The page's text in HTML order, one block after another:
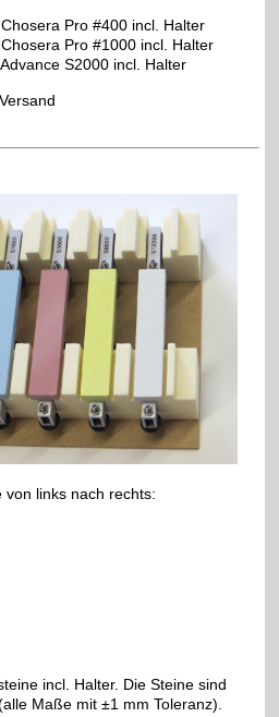
Pro #400 incl. Halter
Pro #1000 incl. Halter
S2000 incl. Halter
von links nach rechts:
incl. Halter. Die Steine sind
Maße mit ±1 mm Toleranz).